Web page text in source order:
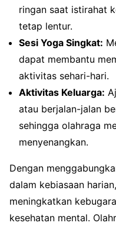
ringan saat istirahat
tetap lentur.
Sesi Yoga Singkat:
dapat membantu
aktivitas sehari-hari.
Aktivitas Keluarga:
atau berjalan-jalan
sehingga olahraga
menyenangkan.
Dengan
dalam kebiasaan
meningkatkan
kesehatan mental.